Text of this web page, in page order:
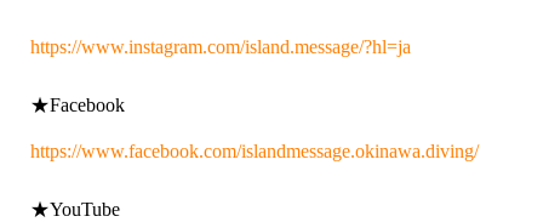
https://www.instagram.com/island.message/?hl=ja
★Facebook
https://www.facebook.com/islandmessage.okinawa.diving/
★YouTube